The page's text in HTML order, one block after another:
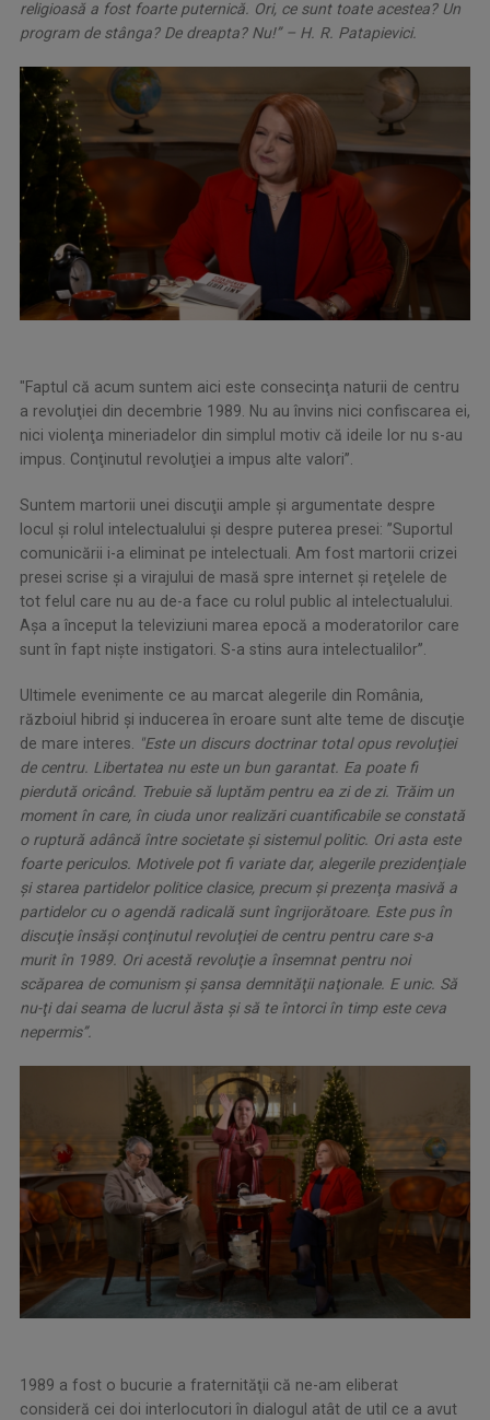
religioasă a fost foarte puternică. Ori, ce sunt toate acestea? Un
program de stânga? De dreapta? Nu!’’ – H. R. Patapievici.
"Faptul că acum suntem aici este consecinţa naturii de centru
a revoluţiei din decembrie 1989. Nu au învins nici confiscarea ei,
nici violenţa mineriadelor din simplul motiv că ideile lor nu s-au
impus. Conţinutul revoluţiei a impus alte valori’’.
Suntem martorii unei discuţii ample şi argumentate despre
locul şi rolul intelectualului şi despre puterea presei: ’’Suportul
comunicării i-a eliminat pe intelectuali. Am fost martorii crizei
presei scrise şi a virajului de masă spre internet şi reţelele de
tot felul care nu au de-a face cu rolul public al intelectualului.
Aşa a început la televiziuni marea epocă a moderatorilor care
sunt în fapt nişte instigatori. S-a stins aura intelectualilor’’.
Ultimele evenimente ce au marcat alegerile din România,
războiul hibrid şi inducerea în eroare sunt alte teme de discuţie
de mare interes.
"Este un discurs doctrinar total opus revoluţiei
de centru. Libertatea nu este un bun garantat. Ea poate fi
pierdută oricând. Trebuie să luptăm pentru ea zi de zi. Trăim un
moment în care, în ciuda unor realizări cuantificabile se constată
o ruptură adâncă între societate şi sistemul politic. Ori asta este
foarte periculos. Motivele pot fi variate dar, alegerile prezidenţiale
şi starea partidelor politice clasice, precum şi prezenţa masivă a
partidelor cu o agendă radicală sunt îngrijorătoare. Este pus în
discuţie însăşi conţinutul revoluţiei de centru pentru care s-a
murit în 1989. Ori acestă revoluţie a însemnat pentru noi
scăparea de comunism şi şansa demnităţii naţionale. E unic. Să
nu-ţi dai seama de lucrul ăsta şi să te întorci în timp este ceva
nepermis’’.
1989 a fost o bucurie a fraternităţii că ne-am eliberat
consideră cei doi interlocutori în dialogul atât de util ce a avut